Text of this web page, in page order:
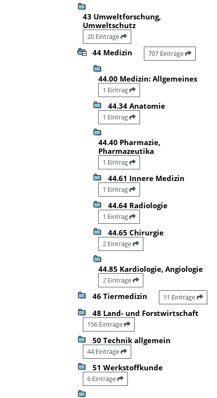
43 Umweltforschung,
Umweltschutz
20 Einträge
44 Medizin 707 Einträge
44.00 Medizin: Allgemeines
1 Eintrag
44.34 Anatomie
1 Eintrag
44.40 Pharmazie,
Pharmazeutika
1 Eintrag
44.61 Innere Medizin
1 Eintrag
44.64 Radiologie
1 Eintrag
44.65 Chirurgie
2 Einträge
44.85 Kardiologie, Angiologie
2 Einträge
46 Tiermedizin 11 Einträge
48 Land- und Forstwirtschaft
156 Einträge
50 Technik allgemein
44 Einträge
51 Werkstoffkunde
6 Einträge